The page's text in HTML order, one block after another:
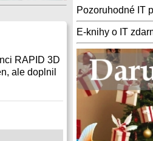
Pozoruhodné IT
E-knihy o IT
RAPID 3D
ale doplnil